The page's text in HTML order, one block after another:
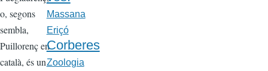
o, segons
sembla,
Puillorenç en
català, és un
Massana
Eriçó
Corberes
Zoologia